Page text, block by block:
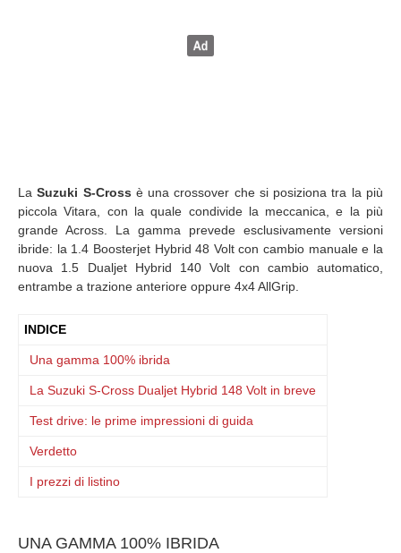
LaSuzuki S-Cross è una crossover che si posiziona tra la più
piccola Vitara, con la quale condivide la meccanica, e la più
grande Across. La gamma prevede esclusivamente versioni
ibride: la 1.4 Boosterjet Hybrid 48 Volt con cambio manuale e la
nuova 1.5 Dualjet Hybrid 140 Volt con cambio automatico,
entrambe a trazione anteriore oppure 4x4 AllGrip.
INDICE
Una gamma 100% ibrida
La Suzuki S-Cross Dualjet Hybrid 148 Volt in breve
Test drive: le prime impressioni di guida
Verdetto
I prezzi di listino
UNA GAMMA 100% IBRIDA